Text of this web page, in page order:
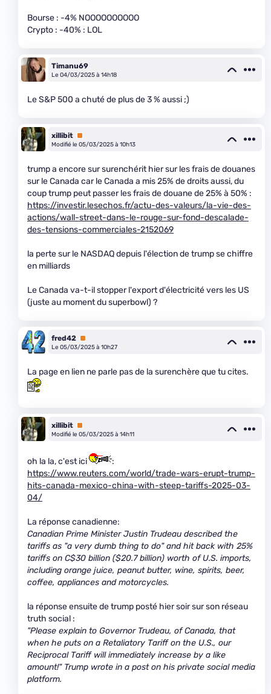
Bourse : -4% NOOOOOOOOOO
Crypto : -40% : LOL
Timanu69
Le 04/03/2025 à 14h18
Le S&P 500 a chuté de plus de 3 % aussi ;)
xillibit Premium
Modifié le 05/03/2025 à 10h13
trump a encore sur surenchérit hier sur les frais de douanes
sur le Canada car le Canada a mis 25% de droits aussi, du
coup trump peut passer les frais de douane de 25% à 50% :
https://investir.lesechos.fr/actu-des-valeurs/la-vie-des-
actions/wall-street-dans-le-rouge-sur-fond-descalade-
des-tensions-commerciales-2152069
la perte sur le NASDAQ depuis l'élection de trump se chiffre
en milliards
Le Canada va-t-il stopper l'export d'électricité vers les US
(juste au moment du superbowl) ?
fred42 Premium
Le 05/03/2025 à 10h27
La page en lien ne parle pas de la surenchère que tu cites.
xillibit Premium
Modifié le 05/03/2025 à 14h11
oh la la, c'est ici
:
https://www.reuters.com/world/trade-wars-erupt-trump-
hits-canada-mexico-china-with-steep-tariffs-2025-03-
04/
La réponse canadienne:
Canadian Prime Minister Justin Trudeau described the
tariffs as "a very dumb thing to do" and hit back with 25%
tariffs on C$30 billion ($20.7 billion) worth of U.S. imports,
including orange juice, peanut butter, wine, spirits, beer,
coffee, appliances and motorcycles.
la réponse ensuite de trump posté hier soir sur son réseau
truth social :
"Please explain to Governor Trudeau, of Canada, that
when he puts on a Retaliatory Tariff on the U.S., our
Reciprocal Tariff will immediately increase by a like
amount!" Trump wrote in a post on his private social media
platform.